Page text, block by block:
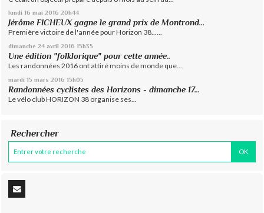
lundi 16 mai 2016 20h44
Jérôme FICHEUX gagne le grand prix de Montrond...
Première victoire de l'année pour Horizon 38......
dimanche 24 avril 2016 15h35
Une édition "folklorique" pour cette année..
Les randonnées 2016 ont attiré moins de monde que...
mardi 15 mars 2016 15h05
Randonnées cyclistes des Horizons - dimanche 17...
Le vélo club HORIZON 38 organise ses...
Rechercher